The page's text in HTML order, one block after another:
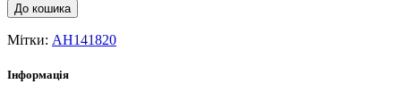
До кошика
Мітки: AH141820
Інформація